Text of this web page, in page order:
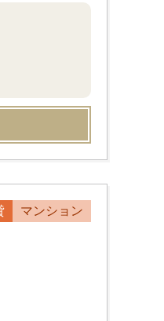
マンション